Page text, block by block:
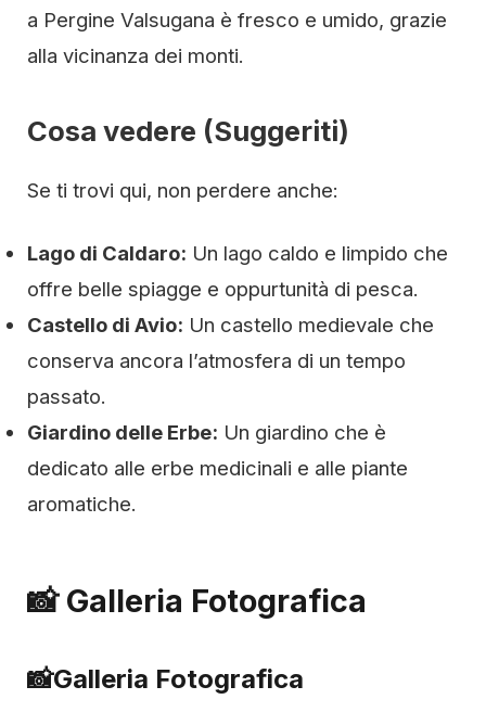
a Pergine Valsugana è fresco e umido, grazie
alla vicinanza dei monti.
Cosa vedere (Suggeriti)
Se ti trovi qui, non perdere anche:
Lago di Caldaro: Un lago caldo e limpido che
offre belle spiagge e oppurtunità di pesca.
Castello di Avio: Un castello medievale che
conserva ancora l’atmosfera di un tempo
passato.
Giardino delle Erbe: Un giardino che è
dedicato alle erbe medicinali e alle piante
aromatiche.
📸 Galleria Fotografica
📸Galleria Fotografica